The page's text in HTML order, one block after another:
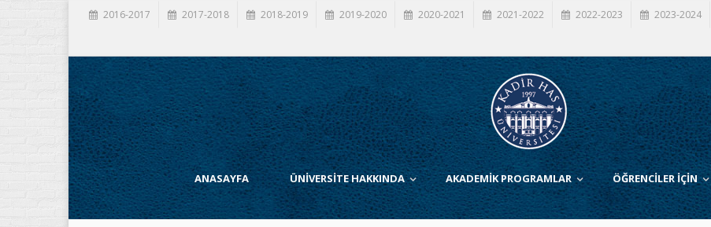
2016-2017 2017-2018 2018-2019 2019-2020 2020-2021 2021-2022 2022-2023 2023-2024
ANASAYFA ÜNİVERSİTE HAKKINDA AKADEMİK PROGRAMLAR ÖĞRENCİLER İÇİN